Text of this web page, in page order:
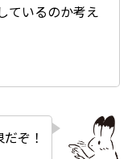
ているのか考え
ぞ！